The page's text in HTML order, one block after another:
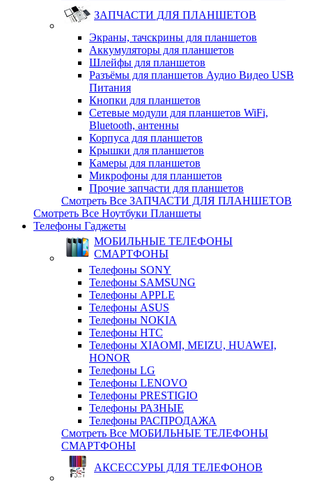
ЗАПЧАСТИ ДЛЯ ПЛАНШЕТОВ
Экраны, тачскрины для планшетов
Аккумуляторы для планшетов
Шлейфы для планшетов
Разъёмы для планшетов Аудио Видео USB
Питания
Кнопки для планшетов
Сетевые модули для планшетов WiFi,
Bluetooth, антенны
Корпуса для планшетов
Крышки для планшетов
Камеры для планшетов
Микрофоны для планшетов
Прочие запчасти для планшетов
Смотреть Все ЗАПЧАСТИ ДЛЯ ПЛАНШЕТОВ
Смотреть Все Ноутбуки Планшеты
Телефоны Гаджеты
МОБИЛЬНЫЕ ТЕЛЕФОНЫ
СМАРТФОНЫ
Телефоны SONY
Телефоны SAMSUNG
Телефоны APPLE
Телефоны ASUS
Телефоны NOKIA
Телефоны HTC
Телефоны XIAOMI, MEIZU, HUAWEI,
HONOR
Телефоны LG
Телефоны LENOVO
Телефоны PRESTIGIO
Телефоны РАЗНЫЕ
Телефоны РАСПРОДАЖА
Смотреть Все МОБИЛЬНЫЕ ТЕЛЕФОНЫ
СМАРТФОНЫ
АКСЕССУРЫ ДЛЯ ТЕЛЕФОНОВ